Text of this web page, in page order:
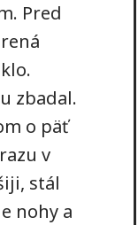
Pred
zbadal.
o päť
v
stál
nohy a